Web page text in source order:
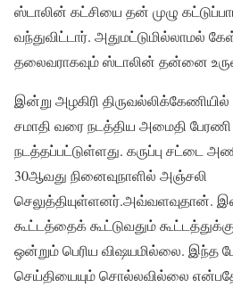
ஸ்டாலின் கட்சியை தன் முழு
வந்துவிட்டார். அதுமட்டுமில்லாமல்
தலைவராகவும் ஸ்டாலின் தன்னை
இன்று அழகிரி திருவல்லிக்கேணியில்
சமாதி வரை நடத்திய அமைதி
நடத்தப்பட்டுள்ளது. கருப்பு சட்டை
30ஆவது நினைவுநாளில் அஞ்சலி
செலுத்தியுள்ளனர்.அவ்வளவுதான்.
கூட்டத்தைக் கூட்டுவதும்
ஒன்றும் பெரிய விஷயமில்லை. இந்த
செய்தியையும் சொல்லவில்லை